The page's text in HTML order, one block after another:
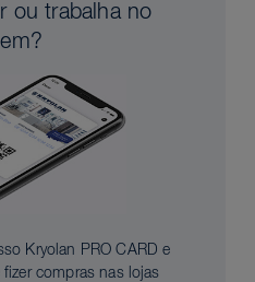
ou trabalha no
Kryolan PRO CARD e
compras nas lojas